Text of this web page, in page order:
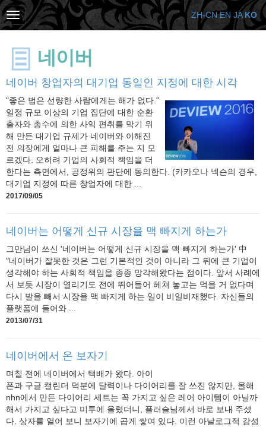
네이버
네이버 창업자의 대기업 동일인 지정에 대한 시각
"좋은 법은 선량한 사람에게는 해가 없다."
일정 규모 이상의 기업 집단에 대한 순환
출자와 총수에 의한 사익 편취를 막기 위
해 만든 대기업 규제가 네이버와 이해진
전 의장에게 얼마나 큰 피해를 주는 지 모
르겠다. 오히려 기업의 사회적 책임을 더
한다는 측면에서, 공정위의 판단에 동의한다. (카카오나 넥슨의 경우,
대기업 지정에 따른 창업자에 대한 ...
2017/09/05
네이버는 어떻게 신규 시장을 맥 빠지게 하는가
그만님이 쓰신 '네이버는 어떻게 신규 시장을 맥 빠지게 하는가' 中
"네이버가 잘못한 것은 그런 기본적인 것이 아니라 그 뒤에 큰 기업이
생각해야 하는 사회적 책임을 종종 망각해왔다는 점이다. 앞서 사례에
서 보듯 시장이 열리기도 전에 뛰어들어 헤쳐 놓고는 먹을 거 없다며
다시 발을 빼서 시장을 맥 빠지게 하는 일이 비일비재했다. 자신들의
플랫폼에 들어와 ...
2013/07/31
네이버에서 온 보자기
며칠 전에 네이버에서 택배가 왔다. 아이
폰과 구글 캘린더 덕분에 달력이나 다이어리를 잘 쓰진 않지만, 올해
nhn에서 만든 다이어리 세트는 꼭 가지고 싶은 레어 아이템이 아닐까
해서 가지고 싶다고 미투에 올렸더니, 플러슬님께서 바로 보내 주셨
다. 상자를 열어 보니 보자기에 곱게 쌓여 있다. 이런 아날로그적 감성
ZH-CN EN JA KO